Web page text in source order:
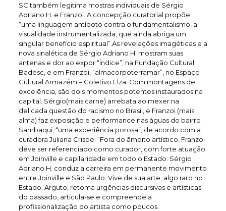
SC também legitima mostras individuais de Sérgio
Adriano H. e Franzoi. A concepção curatorial propõe
“uma linguagem antídoto contra o fundamentalismo, a
visualidade instrumentalizada, que ainda abriga um
singular benefício espiritual”.As revelações imagéticas e a
nova sinalética de Sérgio Adriano H. mostram suas
antenas e dor ao expor “Índice”, na Fundação Cultural
Badesc, e em Franzoi, “almacorpoterramar”, no Espaço
Cultural Armazém – Coletivo Elza. Com montagens de
excelência, são dois momentos potentes instaurados na
capital. Sérgio(mais carne) arrebata ao mexer na
delicada questão do racismo no Brasil, e Franzoi (mais
alma) faz exposição e performance nas águas do bairro
Sambaqui, “uma experiência porosa”, de acordo com a
curadora Juliana Crispe. “Fora do âmbito artístico, Franzoi
deve ser referenciado como curador, com forte atuação
em Joinville e capilaridade em todo o Estado. Sérgio
Adriano H. conduz a carreira em permanente movimento
entre Joinville e São Paulo. Vive de sua arte, algo raro no
Estado. Arguto, retoma urgências discursivas e artísticas
do passado, articula-se e compreende a
profissionalização do artista como poucos.